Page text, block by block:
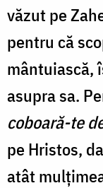
văzut pe
pentru că
mântuiască,
asupra sa.
coboară-te
pe Hristos,
atât